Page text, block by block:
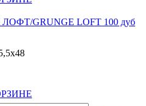
GRUNGE LOFT 100 дуб